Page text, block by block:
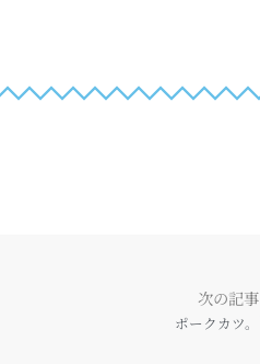
次の記事
ポークカツ。